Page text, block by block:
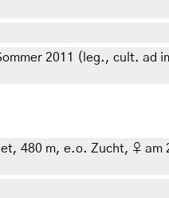
2011 (leg., cult. ad
480 m, e.o. Zucht, ♀ am